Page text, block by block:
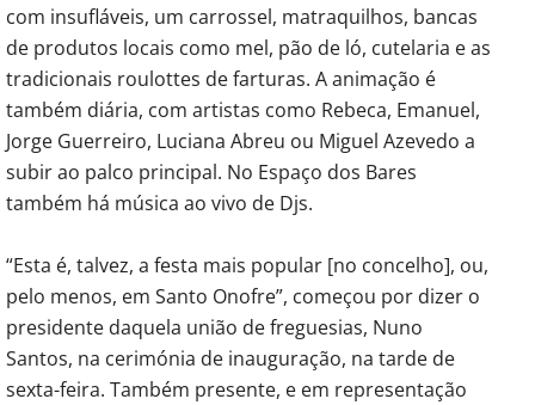
com insufláveis, um carrossel, matraquilhos, bancas
de produtos locais como mel, pão de ló, cutelaria e as
tradicionais roulottes de farturas. A animação é
também diária, com artistas como Rebeca, Emanuel,
Jorge Guerreiro, Luciana Abreu ou Miguel Azevedo a
subir ao palco principal. No Espaço dos Bares
também há música ao vivo de Djs.
“Esta é, talvez, a festa mais popular [no concelho], ou,
pelo menos, em Santo Onofre”, começou por dizer o
presidente daquela união de freguesias, Nuno
Santos, na cerimónia de inauguração, na tarde de
sexta-feira. Também presente, e em representação